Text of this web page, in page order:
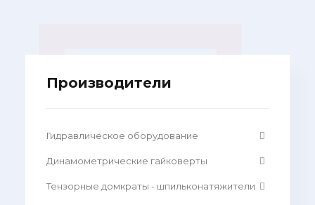
Производители
Гидравлическое оборудование
Динамометрические гайковерты
Тензорные домкраты - шпильконатяжители